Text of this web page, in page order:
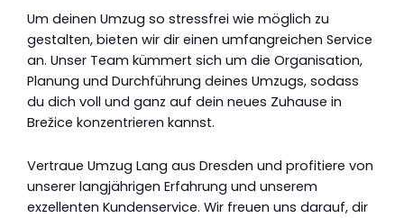
Um deinen Umzug so stressfrei wie möglich zu
gestalten, bieten wir dir einen umfangreichen Service
an. Unser Team kümmert sich um die Organisation,
Planung und Durchführung deines Umzugs, sodass
du dich voll und ganz auf dein neues Zuhause in
Brežice konzentrieren kannst.
Vertraue Umzug Lang aus Dresden und profitiere von
unserer langjährigen Erfahrung und unserem
exzellenten Kundenservice. Wir freuen uns darauf, dir